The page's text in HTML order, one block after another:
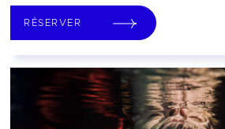
RÉSERVER